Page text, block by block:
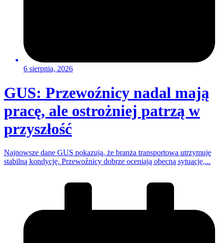
6 sierpnia, 2026
GUS: Przewoźnicy nadal mają
pracę, ale ostrożniej patrzą w
przyszłość
Najnowsze dane GUS pokazują, że branża transportowa utrzymuje
stabilną kondycję. Przewoźnicy dobrze oceniają obecną sytuację,...